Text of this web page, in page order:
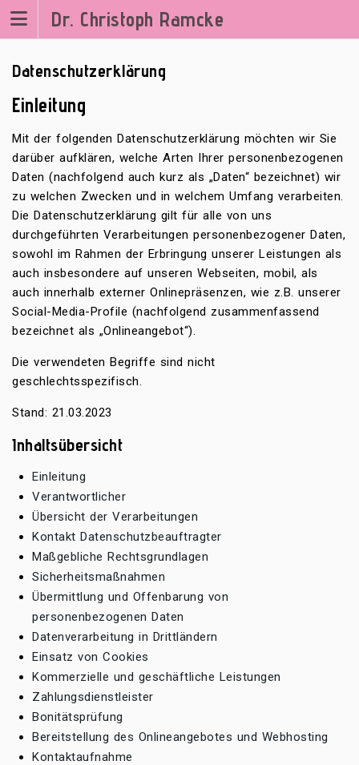
Inhalt
springen
Dr. Christoph Ramcke
Datenschutzerklärung
Einleitung
Mit der folgenden Datenschutzerklärung möchten wir Sie
darüber aufklären, welche Arten Ihrer personenbezogenen
Daten (nachfolgend auch kurz als „Daten“ bezeichnet) wir
zu welchen Zwecken und in welchem Umfang verarbeiten.
Die Datenschutzerklärung gilt für alle von uns
durchgeführten Verarbeitungen personenbezogener Daten,
sowohl im Rahmen der Erbringung unserer Leistungen als
auch insbesondere auf unseren Webseiten, mobil, als
auch innerhalb externer Onlinepräsenzen, wie z.B. unserer
Social-Media-Profile (nachfolgend zusammenfassend
bezeichnet als „Onlineangebot“).
Die verwendeten Begriffe sind nicht
geschlechtsspezifisch.
Stand: 21.03.2023
Inhaltsübersicht
Einleitung
Verantwortlicher
Übersicht der Verarbeitungen
Kontakt Datenschutzbeauftragter
Maßgebliche Rechtsgrundlagen
Sicherheitsmaßnahmen
Übermittlung und Offenbarung von
personenbezogenen Daten
Datenverarbeitung in Drittländern
Einsatz von Cookies
Kommerzielle und geschäftliche Leistungen
Zahlungsdienstleister
Bonitätsprüfung
Bereitstellung des Onlineangebotes und Webhosting
Kontaktaufnahme